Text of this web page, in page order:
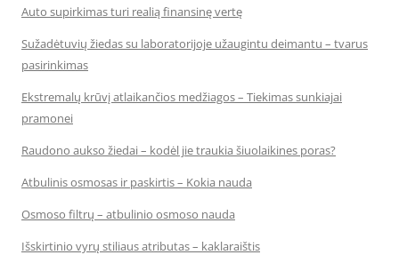
Auto supirkimas turi realią finansinę vertę
Sužadėtuvių žiedas su laboratorijoje užaugintu deimantu – tvarus
pasirinkimas
Ekstremalų krūvį atlaikančios medžiagos – Tiekimas sunkiajai
pramonei
Raudono aukso žiedai – kodėl jie traukia šiuolaikines poras?
Atbulinis osmosas ir paskirtis – Kokia nauda
Osmoso filtrų – atbulinio osmoso nauda
Išskirtinio vyrų stiliaus atributas – kaklaraištis